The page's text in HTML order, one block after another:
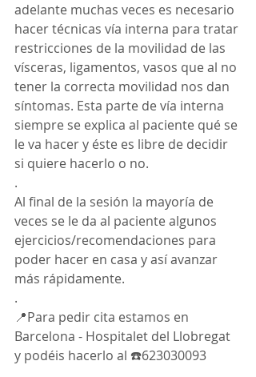
adelante muchas veces es necesario
hacer técnicas vía interna para tratar
restricciones de la movilidad de las
vísceras, ligamentos, vasos que al no
tener la correcta movilidad nos dan
síntomas. Esta parte de vía interna
siempre se explica al paciente qué se
le va hacer y éste es libre de decidir
si quiere hacerlo o no.
.
Al final de la sesión la mayoría de
veces se le da al paciente algunos
ejercicios/recomendaciones para
poder hacer en casa y así avanzar
más rápidamente.
.
📍Para pedir cita estamos en
Barcelona - Hospitalet del Llobregat
y podéis hacerlo al ☎️623030093